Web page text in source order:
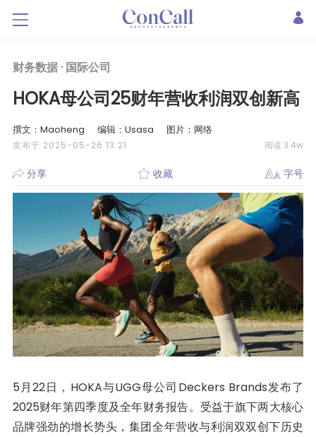
财务数据 · 国际公司
HOKA母公司25财年营收利润双创新高
撰文：Maoheng 编辑：Usasa 图片：网络
发布于 2025-05-26 13:21 阅读 3.4w
分享 收藏 字号
5月22日，HOKA与UGG母公司Deckers Brands发布了
2025财年第四季度及全年财务报告。受益于旗下两大核心
品牌强劲的增长势头，集团全年营收与利润双双创下历史